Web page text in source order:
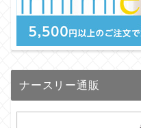
ナースリー通販